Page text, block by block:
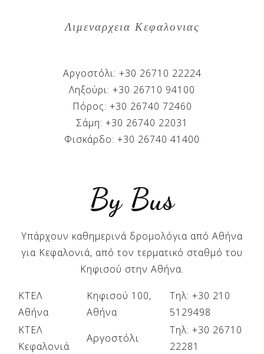
Λιμεναρχεια Κεφαλονιας
Αργοστόλι: +30 26710 22224
Ληξούρι: +30 26710 94100
Πόρος: +30 26740 72460
Σάμη: +30 26740 22031
Φισκάρδο: +30 26740 41400
By Bus
Υπάρχουν καθημερινά δρομολόγια από Αθήνα
για Κεφαλονιά, από τον τερματικό σταθμό του
Κηφισού στην Αθήνα.
ΚΤΕΛ
Αθήνα
Κηφισού 100,
Αθήνα
Τηλ: +30 210
5129498
ΚΤΕΛ
Κεφαλονιά
Αργοστόλι
Τηλ: +30 26710
22281